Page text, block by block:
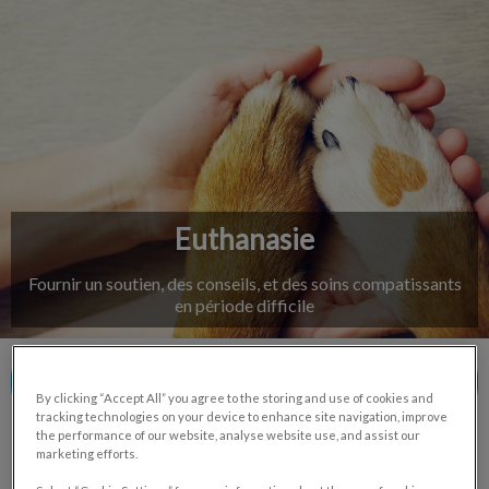
IvcPractices.HeaderNav.Search.Label
Envoyer
Euthanasie
Fournir un soutien, des conseils, et des soins compatissants
en période difficile
By clicking “Accept All” you agree to the storing and use of cookies and
tracking technologies on your device to enhance site navigation, improve
the performance of our website, analyse website use, and assist our
marketing efforts.